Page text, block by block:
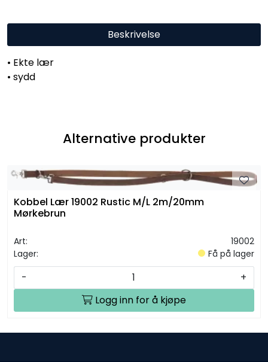
Beskrivelse
• Ekte lær
• sydd
Alternative produkter
Kobbel Lær 19002 Rustic M/L 2m/20mm
Mørkebrun
Art:
19002
Lager:
Få på lager
-
+
Logg inn for å kjøpe